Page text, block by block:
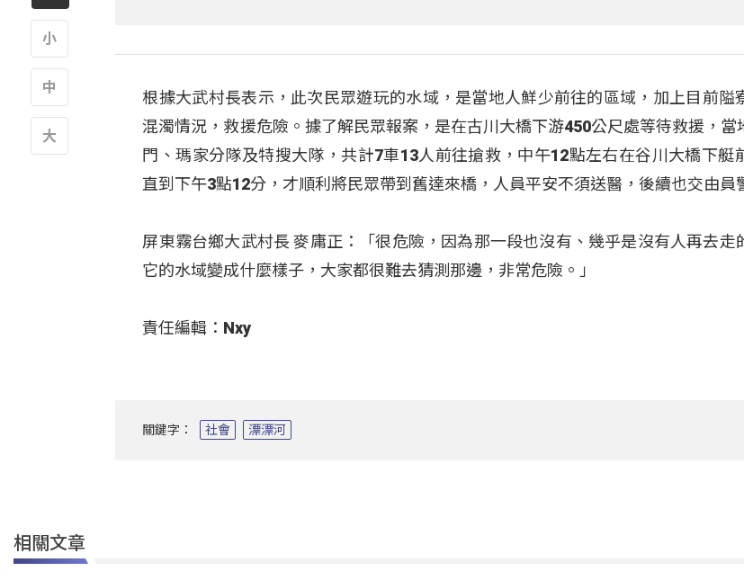
根據大武村長表示，此次民眾遊玩的水域，是當地人鮮少前往的區域，加上目前隘
混濁情況，救援危險。據了解民眾報案，是在古川大橋下游450公尺處等待救援，當
門、瑪家分隊及特搜大隊，共計7車13人前往搶救，中午12點左右在谷川大橋下艇
直到下午3點12分，才順利將民眾帶到舊達來橋，人員平安不須送醫，後續也交由員
屏東霧台鄉大武村長 麥庸正：「很危險，因為那一段也沒有、幾乎是沒有人再去走
它的水域變成什麼樣子，大家都很難去猜測那邊，非常危險。」
責任編輯：Nxy
關鍵字： 社會 漂漂河
相關文章